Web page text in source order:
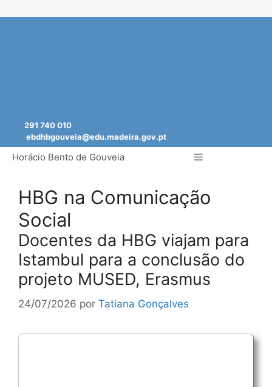
291 740 010
ebdhbgouveia@edu.madeira.gov.pt
Horácio Bento de Gouveia Menu
HBG na Comunicação
Social
Docentes da HBG viajam para
Istambul para a conclusão do
projeto MUSED, Erasmus
24/07/2026 por Tatiana Gonçalves